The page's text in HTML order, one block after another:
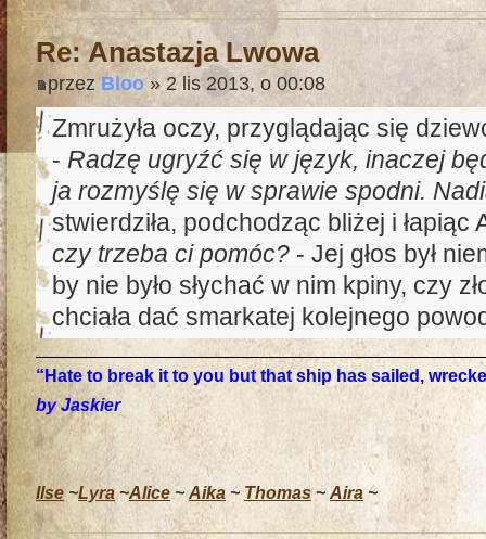
Re: Anastazja Lwowa
przez Bloo» 2 lis 2013, o 00:08
Zmrużyła oczy, przyglądając się
- Radzę ugryźć się w język, inaczej
ja rozmyślę się w sprawie spodni.
stwierdziła, podchodząc bliżej i łapiąc
czy trzeba ci pomóc? - Jej głos był
by nie było słychać w nim kpiny, czy
chciała dać smarkatej kolejnego
“Hate to break it to you but that ship has sailed,
by Jaskier
Ilse~Lyra~Alice~ Aika~ Thomas~ Aira ~